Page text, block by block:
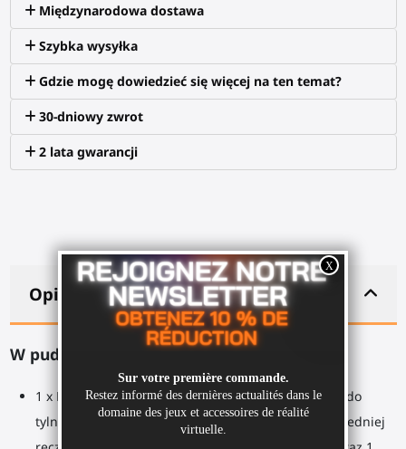
Międzynarodowa dostawa
Szybka wysyłka
Gdzie mogę dowiedzieć się więcej na ten temat?
30-dniowy zwrot
2 lata gwarancji
Opis
W pudełku:
1 x Ramionaz 3 złączonymi częściami, 1 zaczepem do
tylnej ręcznej kontrolki, 1 gładkim zaczepem do przedniej